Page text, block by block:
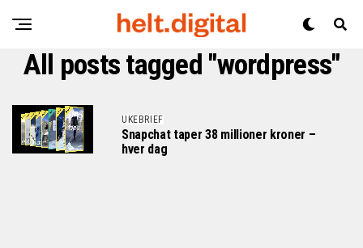
All posts tagged "wordpress"
UKEBRIEF
Snapchat taper 38 millioner kroner –
hver dag